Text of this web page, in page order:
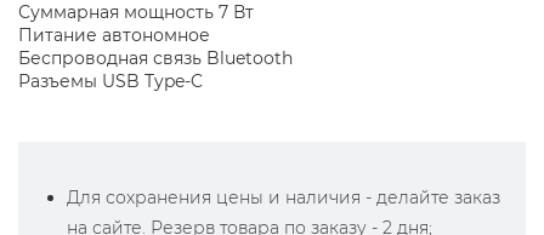
Суммарная мощность 7 Вт
Питание автономное
Беспроводная связь Bluetooth
Разъемы USB Type-C
Для сохранения цены и наличия - делайте заказ
на сайте. Резерв товара по заказу - 2 дня;